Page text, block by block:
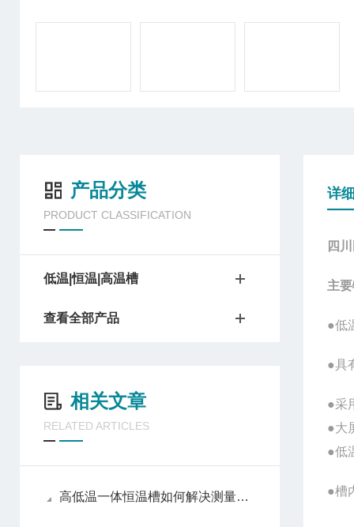
产品分类
PRODUCT CLASSIFICATION
低温|恒温|高温槽
查看全部产品
相关文章
RELATED ARTICLES
高低温一体恒温槽如何解决测量湿度数值
详
四
主
●低
●具
●采
●大
●低
●槽